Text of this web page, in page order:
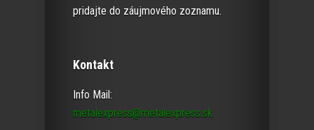
pridajte do záujmového zoznamu.
Kontakt
Info Mail:
metalexpress@metalexpress.sk